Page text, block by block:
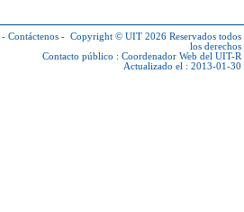
- Contáctenos - Copyright © UIT 2026 Reservados todos
los derechos
Contacto público : Coordenador Web del UIT-R
Actualizado el : 2013-01-30